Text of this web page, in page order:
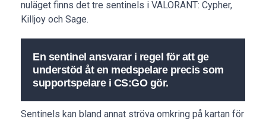
nuläget finns det tre sentinels i VALORANT: Cypher,
Killjoy och Sage.
En sentinel ansvarar i regel för att ge
understöd åt en medspelare precis som
supportspelare i CS:GO gör.
Sentinels kan bland annat ströva omkring på kartan för